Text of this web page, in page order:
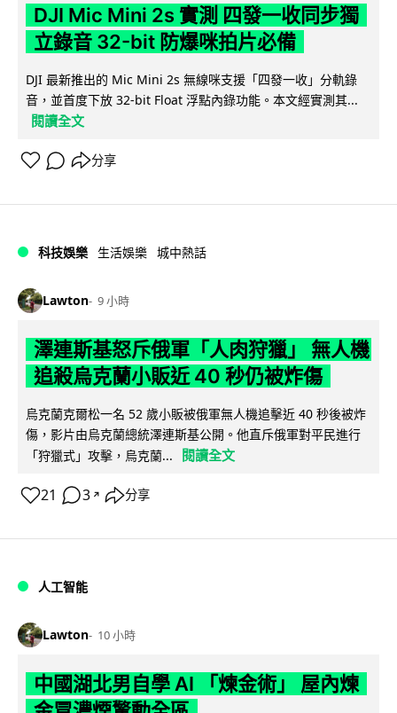
DJI Mic Mini 2s 實測 四發一收同步獨
立錄音 32-bit 防爆咪拍片必備
DJI 最新推出的 Mic Mini 2s 無線咪支援「四發一收」分軌錄
音，並首度下放 32-bit Float 浮點內錄功能。本文經實測其...
閱讀全文
分享
科技娛樂 生活娛樂 城中熱話
Lawton 9 小時
澤連斯基怒斥俄軍「人肉狩獵」 無人機
追殺烏克蘭小販近 40 秒仍被炸傷
烏克蘭克爾松一名 52 歲小販被俄軍無人機追擊近 40 秒後被炸
傷，影片由烏克蘭總統澤連斯基公開。他直斥俄軍對平民進行
「狩獵式」攻擊，烏克蘭...
閱讀全文
21 3 ↗ 分享
人工智能
Lawton 10 小時
中國湖北男自學 AI 「煉金術」 屋內煉